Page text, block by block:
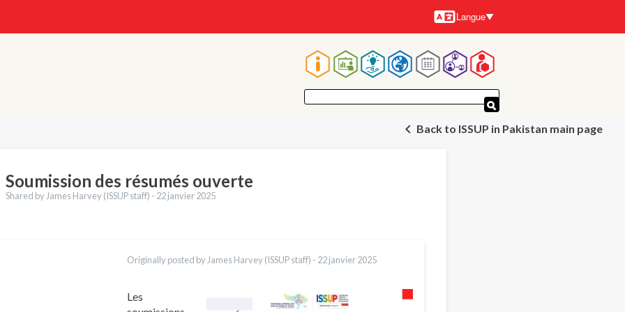
Langues
Langue
Navigation
principaleBack to ISSUP in Pakistan main page
Soumission des résumés ouverte
Shared by James Harvey (ISSUP staff) - 22 janvier 2025
Originally posted by James Harvey (ISSUP staff) - 22 janvier 2025
Les